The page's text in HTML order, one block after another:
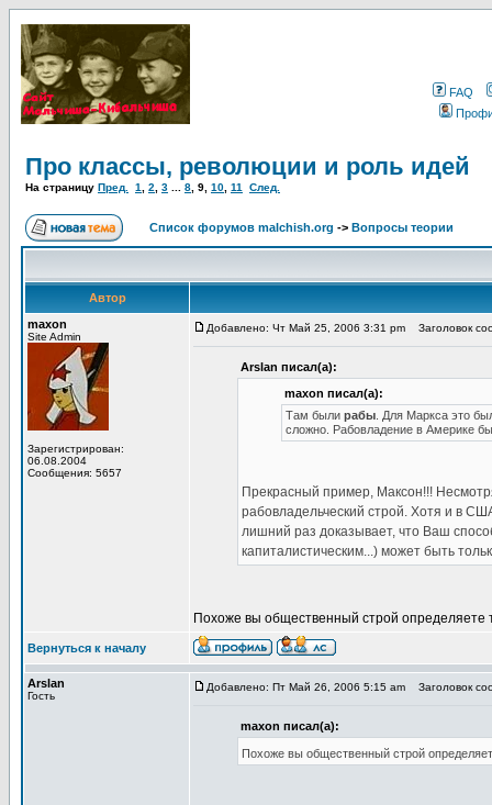
FAQ
Про классы, революции и роль идей
На страницу Пред. 1 2 3 8 9 10 11 След.
Список форумов malchish.org -> Вопросы теории
Автор
maxon
Site Admin
Зарегистрирован:
06.08.2004
Сообщения: 5657
Добавлено: Чт Май 25, 2006 3:31 pm Заголовок
Arslan писал(а):
maxon писал(а):
Там были рабы . Для Маркса это
сложно. Рабовладение в Америке
Прекрасный пример, Максон!!!
рабовладельческий строй. Хотя и в
лишний раз доказывает, что Ваш
капиталистическим...) может быть
Похоже вы общественный строй
Вернуться к началу
Arslan
Гость
Добавлено: Пт Май 26, 2006 5:15 am Заголовок
maxon писал(а):
Похоже вы общественный строй